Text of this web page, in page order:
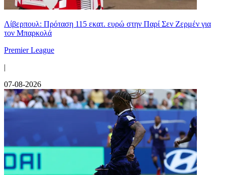
Λίβερπουλ: Πρόταση 115 εκατ. ευρώ στην Παρί Σεν Ζερμέν για
τον Μπαρκολά
Premier League
|
07-08-2026